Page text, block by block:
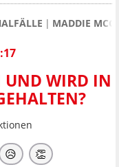
MADDIE
UND WIRD IN
😥 👏